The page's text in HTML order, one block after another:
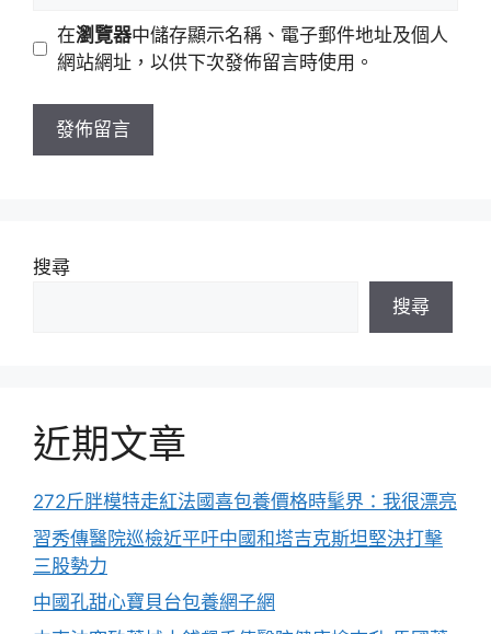
址
站
址
在瀏覽器中儲存顯示名稱、電子郵件地址及個人
網站網址，以供下次發佈留言時使用。
搜尋
搜尋
近期文章
272斤胖模特走紅法國喜包養價格時髦界：我很漂亮
習秀傳醫院巡檢近平吁中國和塔吉克斯坦堅決打擊
三股勢力
中國孔甜心寶貝台包養網子網